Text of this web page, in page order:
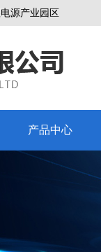
源产业园区
产品中心